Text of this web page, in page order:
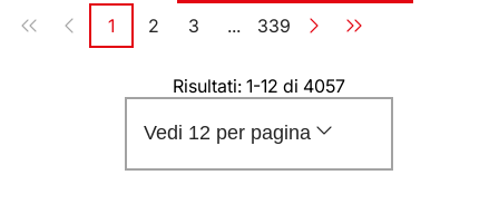
Paginazione
Pagina
1 Pagina
2 Pagina
3 ... Pagina
339
Risultati: 1-12 di 4057
Vedi 12 per pagina